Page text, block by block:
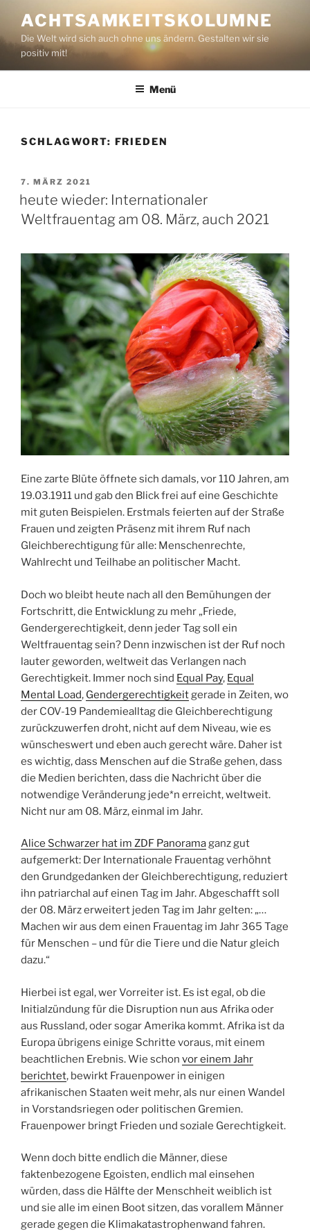
Inhalt
springen
ACHTSAMKEITSKOLUMNE
Die Welt wird sich auch ohne uns ändern. Gestalten wir sie
positiv mit!
Menü
SCHLAGWORT: FRIEDEN
VERÖFFENTLICHT
AM
7. MÄRZ 2021
heute wieder: Internationaler
Weltfrauentag am 08. März, auch 2021
Eine zarte Blüte öffnete sich damals, vor 110 Jahren, am
19.03.1911 und gab den Blick frei auf eine Geschichte
mit guten Beispielen. Erstmals feierten auf der Straße
Frauen und zeigten Präsenz mit ihrem Ruf nach
Gleichberechtigung für alle: Menschenrechte,
Wahlrecht und Teilhabe an politischer Macht.
Doch wo bleibt heute nach all den Bemühungen der
Fortschritt, die Entwicklung zu mehr „Friede,
Gendergerechtigkeit, denn jeder Tag soll ein
Weltfrauentag sein? Denn inzwischen ist der Ruf noch
lauter geworden, weltweit das Verlangen nach
Gerechtigkeit. Immer noch sind Equal Pay, Equal
Mental Load, Gendergerechtigkeitgerade in Zeiten, wo
der COV-19 Pandemiealltag die Gleichberechtigung
zurückzuwerfen droht, nicht auf dem Niveau, wie es
wünscheswert und eben auch gerecht wäre. Daher ist
es wichtig, dass Menschen auf die Straße gehen, dass
die Medien berichten, dass die Nachricht über die
notwendige Veränderung jede*n erreicht, weltweit.
Nicht nur am 08. März, einmal im Jahr.
Alice Schwarzer hat im ZDF Panoramaganz gut
aufgemerkt: Der Internationale Frauentag verhöhnt
den Grundgedanken der Gleichberechtigung, reduziert
ihn patriarchal auf einen Tag im Jahr. Abgeschafft soll
der 08. März erweitert jeden Tag im Jahr gelten: „…
Machen wir aus dem einen Frauentag im Jahr 365 Tage
für Menschen – und für die Tiere und die Natur gleich
dazu.“
Hierbei ist egal, wer Vorreiter ist. Es ist egal, ob die
Initialzündung für die Disruption nun aus Afrika oder
aus Russland, oder sogar Amerika kommt. Afrika ist da
Europa übrigens einige Schritte voraus, mit einem
beachtlichen Erebnis. Wie schon vor einem Jahr
berichtet, bewirkt Frauenpower in einigen
afrikanischen Staaten weit mehr, als nur einen Wandel
in Vorstandsriegen oder politischen Gremien.
Frauenpower bringt Frieden und soziale Gerechtigkeit.
Wenn doch bitte endlich die Männer, diese
faktenbezogene Egoisten, endlich mal einsehen
würden, dass die Hälfte der Menschheit weiblich ist
und sie alle im einen Boot sitzen, das vorallem Männer
gerade gegen die Klimakatastrophenwand fahren.